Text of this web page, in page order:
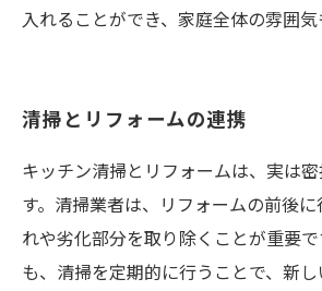
入れることができ、家庭全体の雰囲気
清掃とリフォームの連携
キッチン清掃とリフォームは、実は
す。清掃業者は、リフォームの前後
れや劣化部分を取り除くことが重要
も、清掃を定期的に行うことで、新